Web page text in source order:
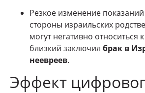
Резкое изменение показаний
стороны израильских
могут негативно относиться
близкий заключил брак в
неевреев.
Эффект